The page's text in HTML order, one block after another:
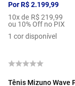
PorR$2.199,99
10x de R$ 219,99
ou 10% Off no PIX
1 cor disponível
Tênis Mizuno Wave